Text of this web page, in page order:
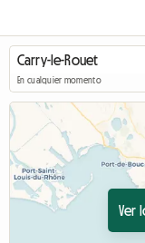
En cualquier momento
Ver